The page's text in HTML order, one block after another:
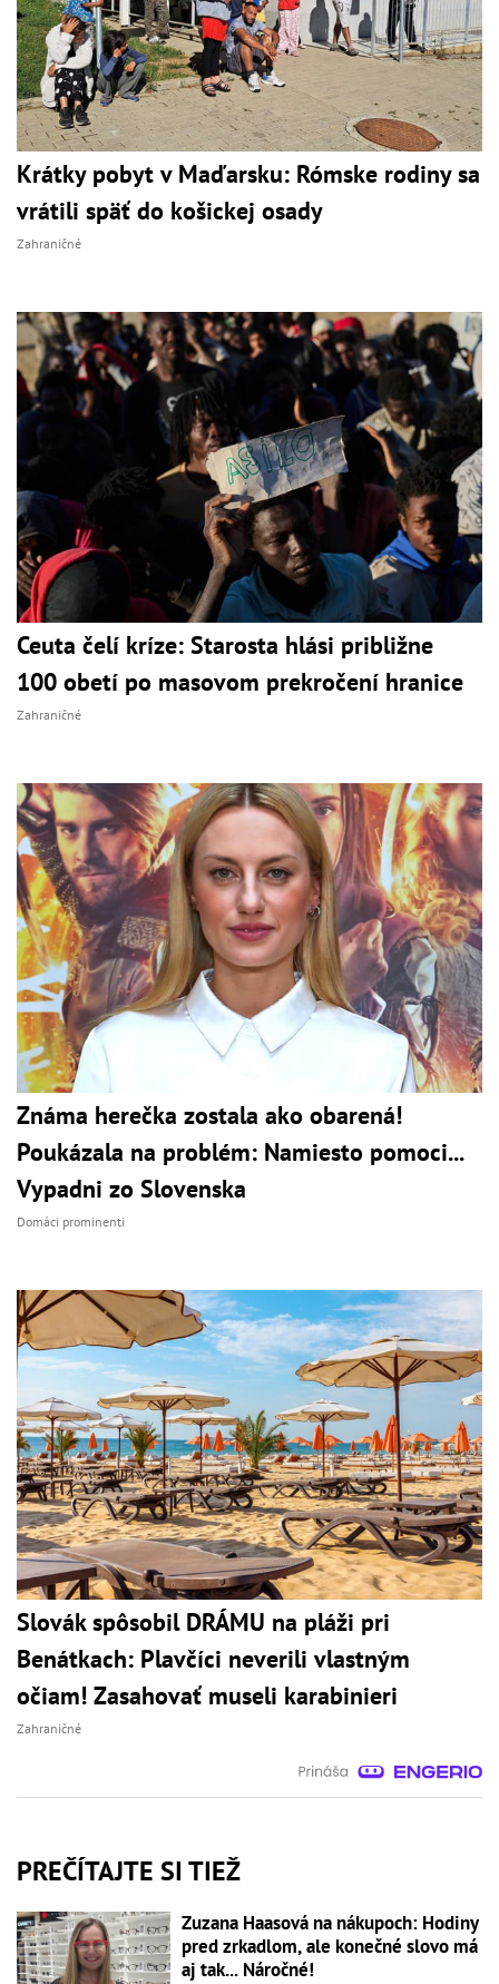
Krátky pobyt v Maďarsku: Rómske rodiny sa
vrátili späť do košickej osady
Zahraničné
Ceuta čelí kríze: Starosta hlási približne
100 obetí po masovom prekročení hranice
Zahraničné
Známa herečka zostala ako obarená!
Poukázala na problém: Namiesto pomoci...
Vypadni zo Slovenska
Domáci prominenti
Slovák spôsobil DRÁMU na pláži pri
Benátkach: Plavčíci neverili vlastným
očiam! Zasahovať museli karabinieri
Zahraničné
PREČÍTAJTE SI TIEŽ
Zuzana Haasová na nákupoch: Hodiny
pred zrkadlom, ale konečné slovo má
aj tak... Náročné!